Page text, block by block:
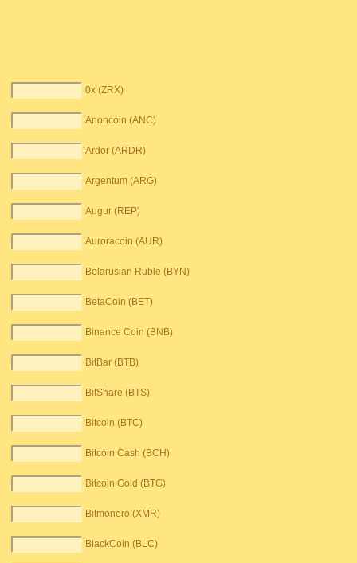
0x (ZRX)
Anoncoin (ANC)
Ardor (ARDR)
Argentum (ARG)
Augur (REP)
Auroracoin (AUR)
Belarusian Ruble (BYN)
BetaCoin (BET)
Binance Coin (BNB)
BitBar (BTB)
BitShare (BTS)
Bitcoin (BTC)
Bitcoin Cash (BCH)
Bitcoin Gold (BTG)
Bitmonero (XMR)
BlackCoin (BLC)